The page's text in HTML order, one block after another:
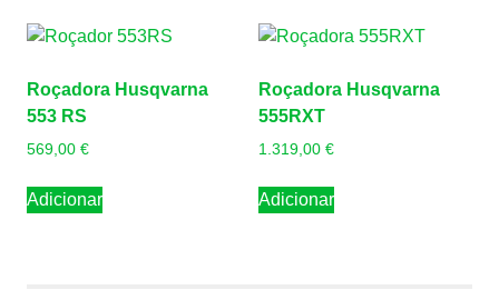
Roçadora Husqvarna
553 RS
569,00 €
Adicionar
Roçadora Husqvarna
555RXT
1.319,00 €
Adicionar